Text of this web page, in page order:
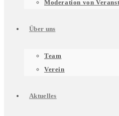
Moderation von
Über uns
Team
Verein
Aktuelles